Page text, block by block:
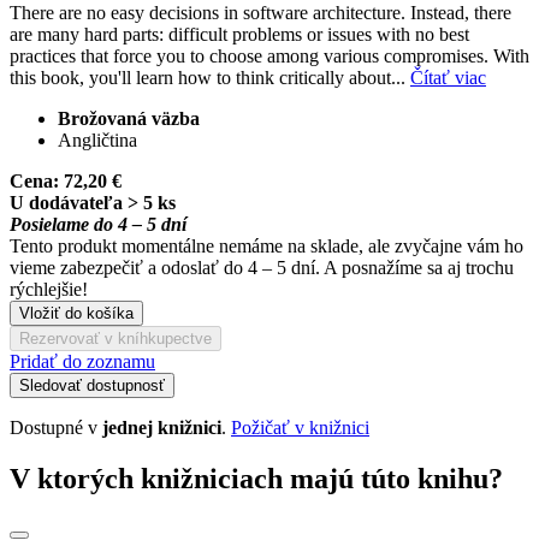
There are no easy decisions in software architecture. Instead, there
are many hard parts: difficult problems or issues with no best
practices that force you to choose among various compromises. With
this book, you'll learn how to think critically about... Čítať viac
Brožovaná väzba
Angličtina
Cena: 72,20 €
U dodávateľa > 5 ks
Posielame do 4 – 5 dní
Tento produkt momentálne nemáme na sklade, ale zvyčajne vám ho
vieme zabezpečiť a odoslať do 4 – 5 dní. A posnažíme sa aj trochu
rýchlejšie!
Vložiť do košíka
Rezervovať v kníhkupectve
Pridať do zoznamu
Sledovať dostupnosť
Dostupné v jednej knižnici. Požičať v knižnici
V ktorých knižniciach majú túto knihu?